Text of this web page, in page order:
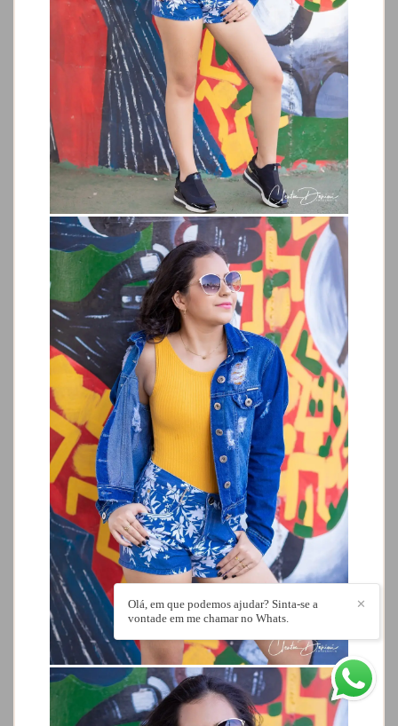
✕
Olá, em que podemos ajudar? Sinta-se a
vontade em me chamar no Whats.